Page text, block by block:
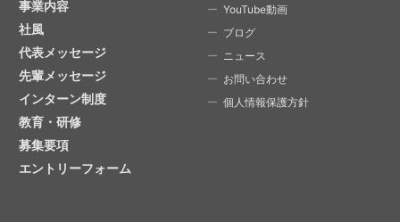
事業内容
社風
代表メッセージ
先輩メッセージ
インターン制度
教育・研修
募集要項
エントリーフォーム
YouTube動画
ブログ
ニュース
お問い合わせ
個人情報保護方針